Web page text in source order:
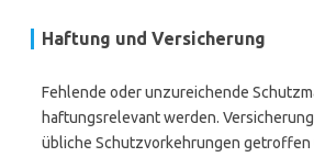
Haftung und Versicherung
Fehlende oder unzureichende
haftungsrelevant werden.
übliche Schutzvorkehrungen